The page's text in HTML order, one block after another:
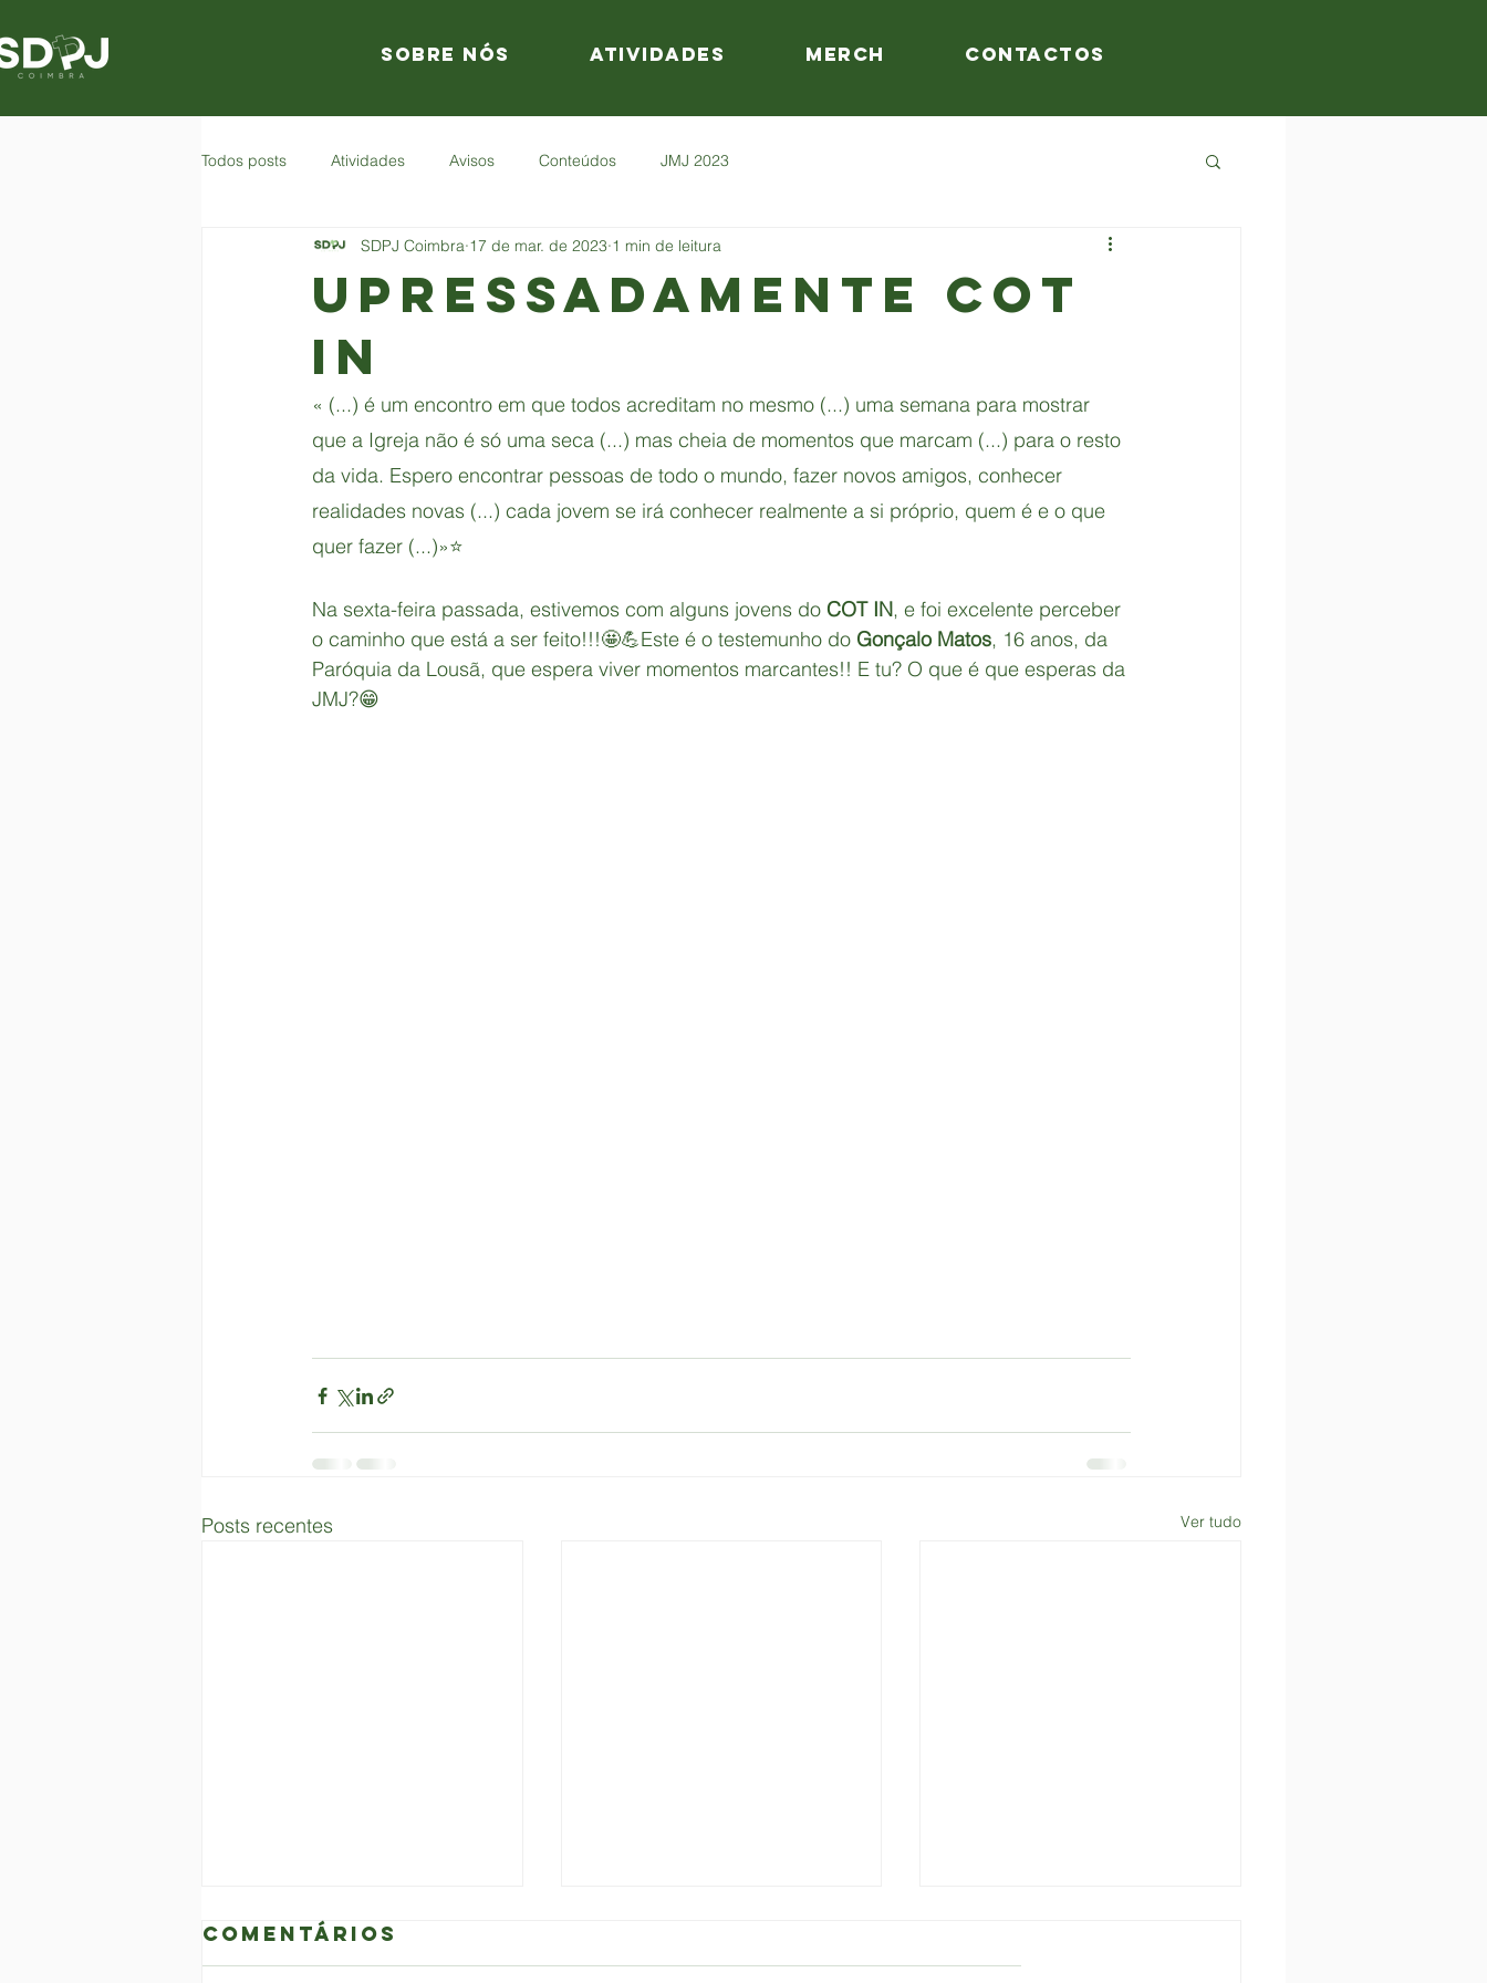
Sobre nós Atividades Merch Contactos
Todos posts Atividades Avisos Conteúdos JMJ 2023
UPRESSADAMENTE COT
IN
SDPJ Coimbra 17 de mar. de 2023 1 min de leitura
« (...) é um encontro em que todos acreditam no mesmo (...) uma semana para mostrar
que a Igreja não é só uma seca (...) mas cheia de momentos que marcam (...) para o resto
da vida. Espero encontrar pessoas de todo o mundo, fazer novos amigos, conhecer
realidades novas (...) cada jovem se irá conhecer realmente a si próprio, quem é e o que
quer fazer (...)»⭐
Na sexta-feira passada, estivemos com alguns jovens do COT IN, e foi excelente perceber
o caminho que está a ser feito!!!🤩💪Este é o testemunho do Gonçalo Matos, 16 anos, da
Paróquia da Lousã, que espera viver momentos marcantes!! E tu? O que é que esperas da
JMJ?😁
Posts recentes Ver tudo
Comentários